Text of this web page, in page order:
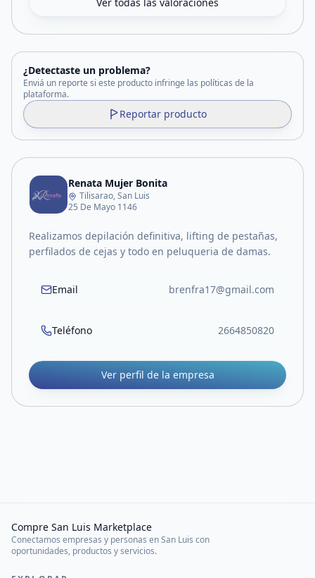
¿Detectaste un problema?
Enviá un reporte si este producto infringe las políticas de la
plataforma.
Reportar producto
Renata Mujer Bonita
Tilisarao, San Luis
25 De Mayo 1146
Realizamos depilación definitiva, lifting de pestañas,
perfilados de cejas y todo en peluqueria de damas.
Email brenfra17@gmail.com
Teléfono 2664850820
Ver perfil de la empresa
Compre San Luis Marketplace
Conectamos empresas y personas en San Luis con
oportunidades, productos y servicios.